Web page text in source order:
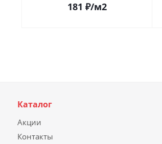
181 ₽/м2
Каталог
Акции
Контакты